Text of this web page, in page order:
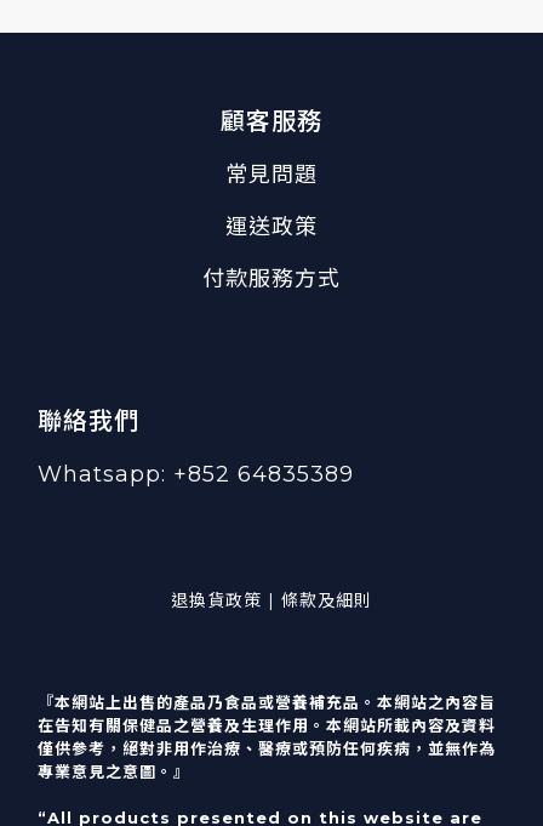
顧客服務
常見問題
運送政策
付款服務方式
聯絡我們
Whatsapp: +852 64835389
退換貨政策 | 條款及細則
『本網站上出售的產品乃食品或營養補充品。本網站之內容旨
在告知有關保健品之營養及生理作用。本網站所載內容及資料
僅供參考，絕對非用作治療、醫療或預防任何疾病，並無作為
專業意見之意圖。』
“All products presented on this website are